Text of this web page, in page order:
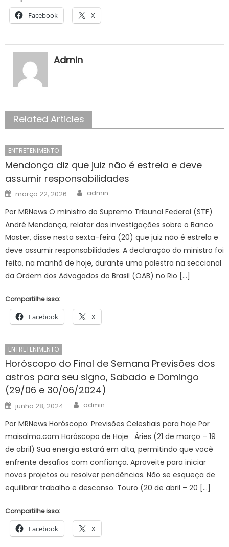
Facebook X
Admin
Related Articles
ENTRETENIMENTO
Mendonça diz que juiz não é estrela e deve
assumir responsabilidades
Posted
on
março 22, 2026 Author
admin
Por MRNews O ministro do Supremo Tribunal Federal (STF)
André Mendonça, relator das investigações sobre o Banco
Master, disse nesta sexta-feira (20) que juiz não é estrela e
deve assumir responsabilidades. A declaração do ministro foi
feita, na manhã de hoje, durante uma palestra na seccional
da Ordem dos Advogados do Brasil (OAB) no Rio […]
Compartilhe isso:
Facebook X
ENTRETENIMENTO
Horóscopo do Final de Semana Previsões dos
astros para seu signo, Sabado e Domingo
(29/06 e 30/06/2024)
Posted
on
junho 28, 2024 Author
admin
Por MRNews Horóscopo: Previsões Celestiais para hoje Por
maisalma.com Horóscopo de Hoje Áries (21 de março – 19
de abril) Sua energia estará em alta, permitindo que você
enfrente desafios com confiança. Aproveite para iniciar
novos projetos ou resolver pendências. Não se esqueça de
equilibrar trabalho e descanso. Touro (20 de abril – 20 […]
Compartilhe isso:
Facebook X